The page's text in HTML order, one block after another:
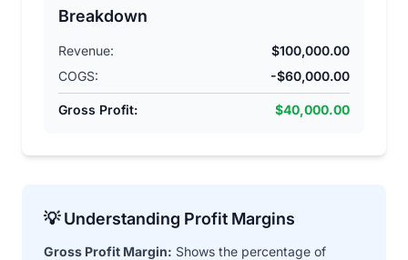
Breakdown
Revenue:
$100,000.00
COGS:
-$60,000.00
Gross Profit: $40,000.00
💡 Understanding Profit Margins
Gross Profit Margin: Shows the percentage of